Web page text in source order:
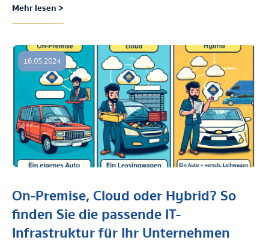
Mehr lesen >
On-Premise, Cloud oder Hybrid? So
finden Sie die passende IT-
Infrastruktur für Ihr Unternehmen
16.05.2024